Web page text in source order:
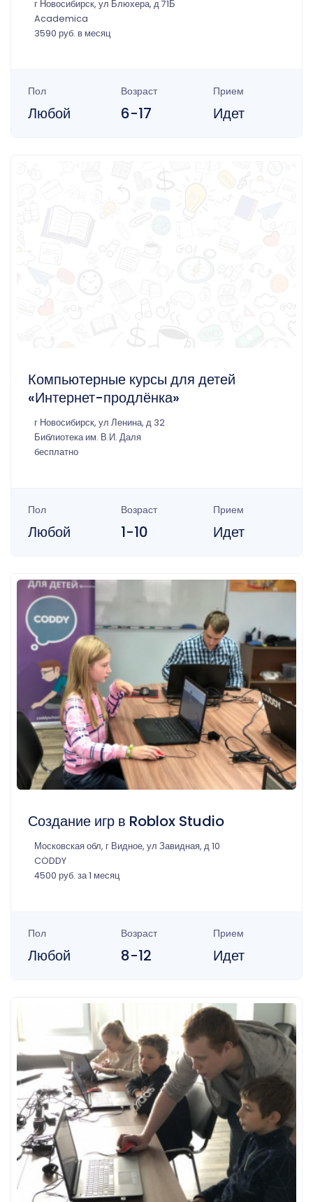
г Новосибирск, ул Блюхера, д 71Б
Academica
3590 руб. в месяц
Пол
Любой
Возраст
6-17
Прием
Идет
Компьютерные курсы для детей
«Интернет-продлёнка»
г Новосибирск, ул Ленина, д 32
Библиотека им. В.И. Даля
бесплатно
Пол
Любой
Возраст
1-10
Прием
Идет
Создание игр в Roblox Studio
Московская обл, г Видное, ул Завидная, д 10
CODDY
4500 руб. за 1 месяц
Пол
Любой
Возраст
8-12
Прием
Идет